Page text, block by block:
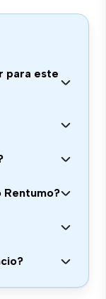
para este
Rentumo?